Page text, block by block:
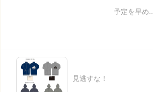
予定を早め..
見逃すな！